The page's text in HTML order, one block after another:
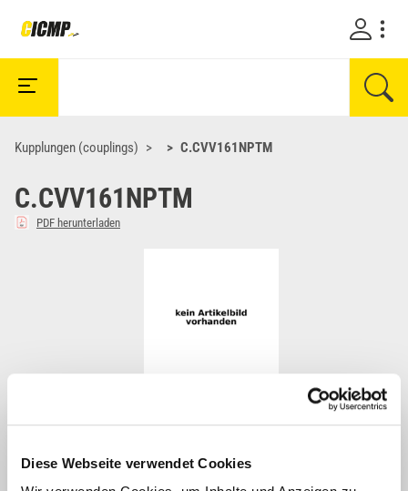
Diese Webseite verwendet Cookies
Kupplungen (couplings) C.CVV161NPTM
C.CVV161NPTM
PDF herunterladen